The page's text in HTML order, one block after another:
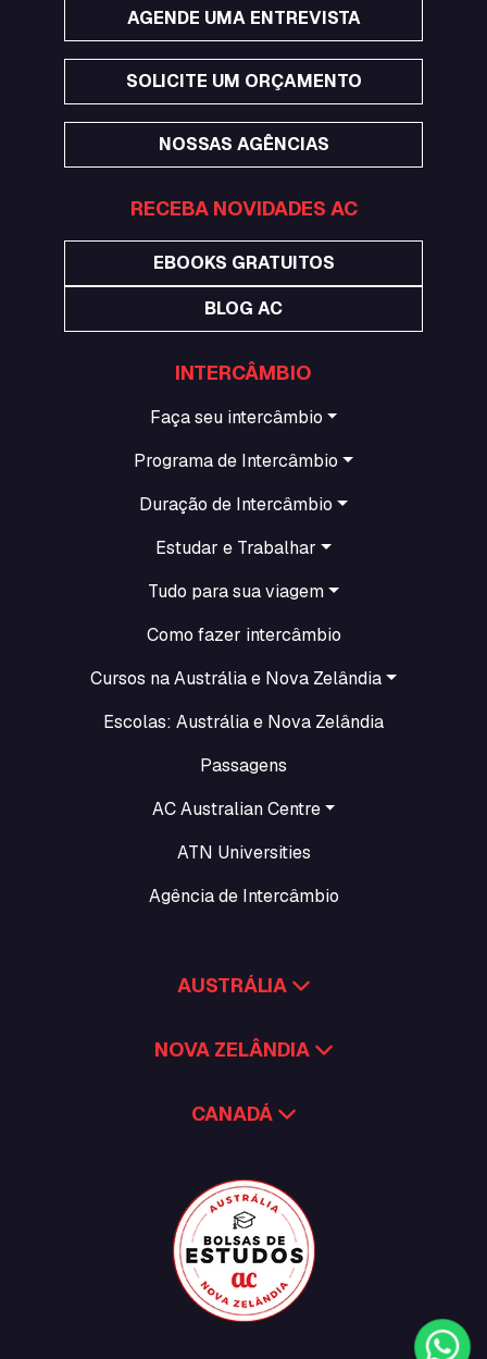
DÊ O PRIMEIRO PASSO
AGENDE UMA ENTREVISTA
SOLICITE UM ORÇAMENTO
RECEBA NOVIDADES AC
EBOOKS GRATUITOS
BLOG AC
INTERCÂMBIO
Faça seu intercâmbio
Programa de Intercâmbio
Duração de Intercâmbio
Estudar e Trabalhar
Tudo para sua viagem
Como fazer intercâmbio
Cursos na Austrália e Nova Zelândia
Escolas: Austrália e Nova Zelândia
Passagens
AC Australian Centre
ATN Universities
AUSTRÁLIA
NOVA ZELÂNDIA